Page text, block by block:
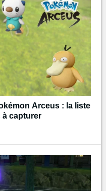
Arceus : la liste
à capturer